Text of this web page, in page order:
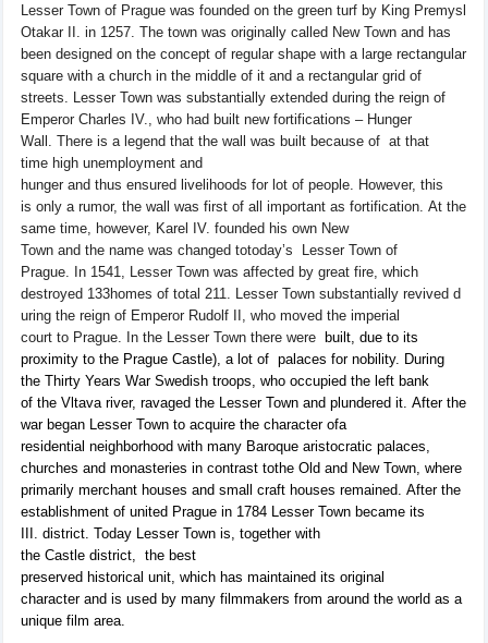
Lesser Town of Prague was founded on the green turf by King Premysl
Otakar
in 1257. The town was originally called New Town and has
been designed on the concept of regular shape with a large rectangular
square with a church in the middle ofit and arectangular grid of
streets . Lesser Town was substantially extended during the reign of
Emperor Charles IV. who had built new fortifications – Hunger
Wall
There is a legend that the wall was built because of at that
time high unemployment and
hunger and thus ensured livelihoods for lot of people.
However, this
is only a rumor, the wall was first of all importantas fortification. At the
same time, however, Karel IV. founded his own New
Town and the name was changed totoday’s
Lesser Town of
Prague. In 1541, LesserTown was affected by great fire, which
destroyed 133homes oftotal 211. LesserTown substantially revived d
uring the reign of Emperor Rudolf who moved the imperial
court to Prague. In the LesserTown there were
built, due to its
proximity to the Prague Castle), a lot of palaces for nobility. During
the Thirty Years WarSwedish troops, who occupied the left bank
of the Vltava river, ravaged the LesserTown and plundered it. After the
war began LesserTown to acquire the character ofa
residential neighborhood with many Baroque aristocratic palaces
churches and monasteries in contrast tothe Old and New Town, where
primarily merchant houses and small craft houses remained After the
establishment of united Prague in 1784Lesser Town became its
district. Today Lesser Townis, together with
the Castledistrict, the best
preserved historical unit, which has maintained its original
character and is used by many filmmakers from around the world as a
uniquefilm area.